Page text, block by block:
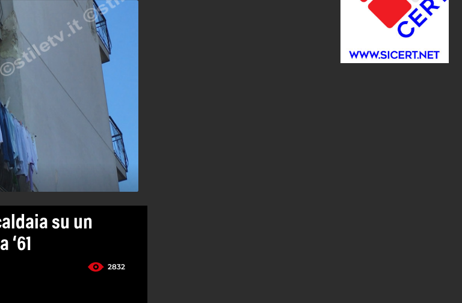
su un
2832